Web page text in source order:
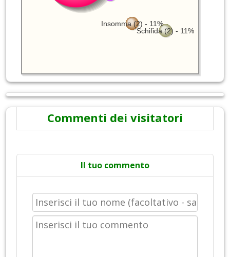
Schifida (2) - 11%
Insomma (2) - 11%
Commenti dei visitatori
Il tuo commento